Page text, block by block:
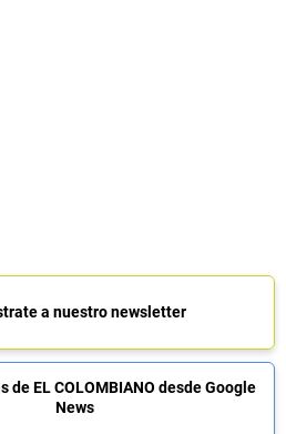
a nuestro newsletter
de EL COLOMBIANO desde Google
News